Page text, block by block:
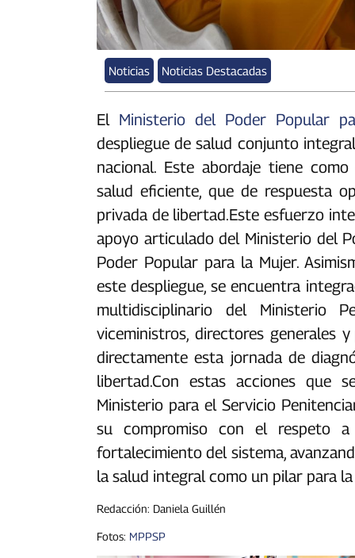
Noticias Noticias Destacadas
‎‎El Ministerio del Poder Popular
despliegue de salud conjunto
nacional. Este abordaje tiene
salud eficiente, que de respuesta
privada de libertad.‎‎Este esfuerzo
apoyo articulado del Ministerio del
Poder Popular para la Mujer.
este despliegue, se encuentra
multidisciplinario del Ministerio
viceministros, directores generales
directamente esta jornada de
libertad.‎‎Con estas acciones que
Ministerio para el Servicio
su compromiso con el respeto
fortalecimiento del sistema,
la salud integral como un pilar para
Redacción: Daniela Guillén
Fotos: MPPSP